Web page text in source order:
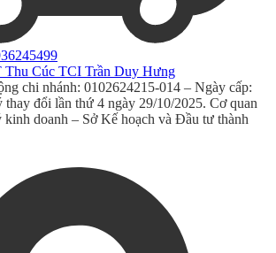
Cúc TCI Trần Duy Hưng
chi nhánh: 0102624215-014 – Ngày cấp:
thay đổi lần thứ 4 ngày 29/10/2025. Cơ quan
doanh – Sở Kế hoạch và Đầu tư thành